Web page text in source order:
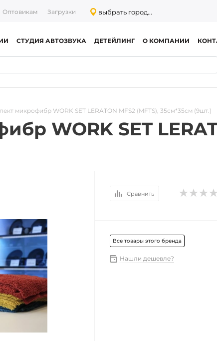
Оптовикам Загрузки выбрать город...
СТУДИЯ АВТОЗВУКА ДЕТЕЙЛИНГ О КОМПАНИИ
микрофибр WORK SET LERATON MFS2 (MFTS), 35см*35см (9шт.)
WORK SET
Сравнить
Все товары этого бренда
Нашли дешевле?